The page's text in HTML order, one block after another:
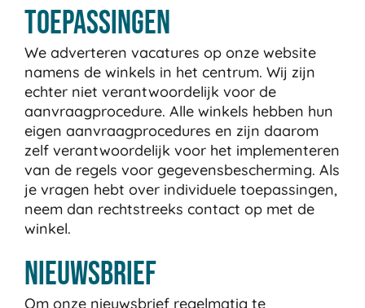
Toepassingen
We adverteren vacatures op onze website
namens de winkels in het centrum. Wij zijn
echter niet verantwoordelijk voor de
aanvraagprocedure. Alle winkels hebben hun
eigen aanvraagprocedures en zijn daarom
zelf verantwoordelijk voor het implementeren
van de regels voor gegevensbescherming. Als
je vragen hebt over individuele toepassingen,
neem dan rechtstreeks contact op met de
winkel.
Nieuwsbrief
Om onze nieuwsbrief regelmatig te